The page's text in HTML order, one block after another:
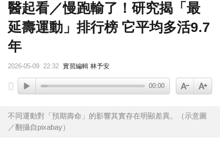
醫起看／慢跑輸了！研究揭「最
延壽運動」排行榜 它平均多活9.7
年
2026-05-09 22:32 實習編輯 林予安
00:00
不同運動對「預期壽命」的影響其實存在明顯差異。（示意圖
／翻攝自pixabay）